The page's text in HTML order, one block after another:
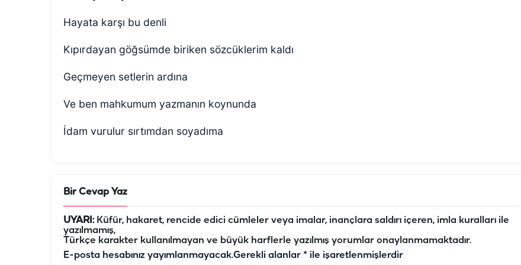
Hayata karşı bu denli
Kıpırdayan göğsümde biriken sözcüklerim kaldı
Geçmeyen setlerin ardına
Ve ben mahkumum yazmanın koynunda
İdam vurulur sırtımdan soyadıma
Bir Cevap Yaz
UYARI:Küfür, hakaret, rencide edici cümleler veya imalar, inançlara saldırı içeren, imla kuralları ile
yazılmamış,
Türkçe karakter kullanılmayan ve büyük harflerle yazılmış yorumlar onaylanmamaktadır.
E-posta hesabınız yayımlanmayacak.Gerekli alanlar * ile işaretlenmişlerdir